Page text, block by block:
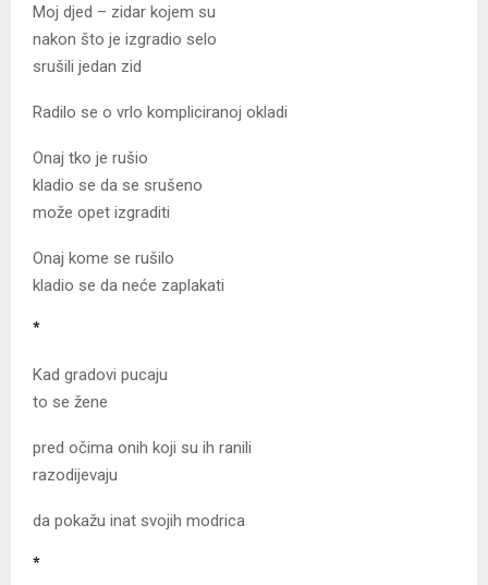
Moj djed – zidar kojem su
nakon što je izgradio selo
srušili jedan zid
Radilo se o vrlo kompliciranoj okladi
Onaj tko je rušio
kladio se da se srušeno
može opet izgraditi
Onaj kome se rušilo
kladio se da neće zaplakati
*
Kad gradovi pucaju
to se žene
pred očima onih koji su ih ranili
razodijevaju
da pokažu inat svojih modrica
*